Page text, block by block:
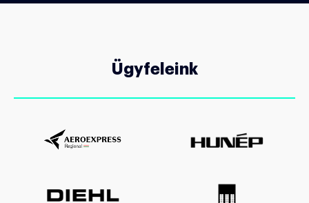
Ügyfeleink